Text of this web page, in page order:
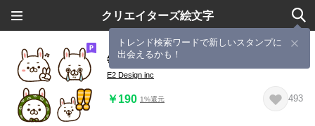
クリエイターズ絵文字
トレンド検索ワードで新しいスタンプに
出会えるかも！
毎日使える★ゆるうさ絵文字 01
E2 Design inc
￥190 1%還元 493